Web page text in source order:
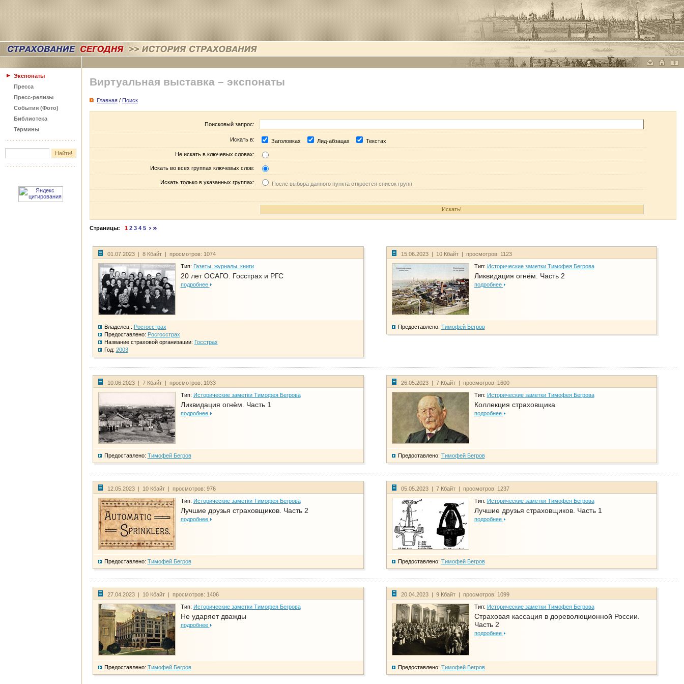
Экспонаты
Пресса
Пресс-релизы
События (Фото)
Библиотека
Термины
Виртуальная выставка – экспонаты
Главная / Поиск
Поисковый запрос:
Искать в: Заголовках Лид-абзацах Текстах
Не искать в ключевых словах:
Искать во всех группах ключевых слов:
Искать только в указанных группах: После выбора данного пункта откроется список групп
Страницы: 1 2 3 4 5
01.07.2023 | 8 Кбайт | просмотров: 1074
Тип: Газеты, журналы, книги
20 лет ОСАГО. Госстрах и РГС
подробнее
Владелец : Росгосстрах
Предоставлено: Росгосстрах
Название страховой организации: Госстрах
Год: 2003
15.06.2023 | 10 Кбайт | просмотров: 1123
Тип: Исторические заметки Тимофея Бегрова
Ликвидация огнём. Часть 2
подробнее
Предоставлено: Тимофей Бегров
10.06.2023 | 7 Кбайт | просмотров: 1033
Тип: Исторические заметки Тимофея Бегрова
Ликвидация огнём. Часть 1
подробнее
Предоставлено: Тимофей Бегров
26.05.2023 | 7 Кбайт | просмотров: 1600
Тип: Исторические заметки Тимофея Бегрова
Коллекция страховщика
подробнее
Предоставлено: Тимофей Бегров
12.05.2023 | 10 Кбайт | просмотров: 976
Тип: Исторические заметки Тимофея Бегрова
Лучшие друзья страховщиков. Часть 2
подробнее
Предоставлено: Тимофей Бегров
05.05.2023 | 7 Кбайт | просмотров: 1237
Тип: Исторические заметки Тимофея Бегрова
Лучшие друзья страховщиков. Часть 1
подробнее
Предоставлено: Тимофей Бегров
27.04.2023 | 10 Кбайт | просмотров: 1406
Тип: Исторические заметки Тимофея Бегрова
Не ударяет дважды
подробнее
Предоставлено: Тимофей Бегров
20.04.2023 | 9 Кбайт | просмотров: 1099
Тип: Исторические заметки Тимофея Бегрова
Страховая кассация в дореволюционной России.
Часть 2
подробнее
Предоставлено: Тимофей Бегров